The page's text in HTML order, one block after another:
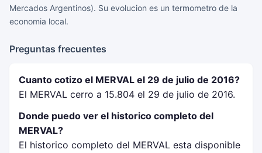
Mercados Argentinos). Su evolucion es un termometro de la
economia local.
Preguntas frecuentes
Cuanto cotizo el MERVAL el 29 de julio de 2016?
El MERVAL cerro a 15.804 el 29 de julio de 2016.
Donde puedo ver el historico completo del
MERVAL?
El historico completo del MERVAL esta disponible